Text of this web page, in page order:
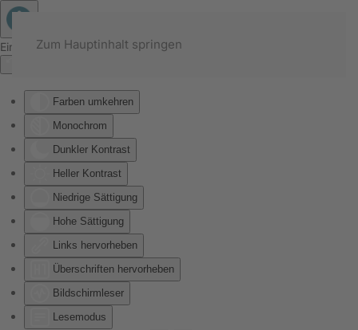
Eingabehilfen öffnen
Farben umkehren
Monochrom
Dunkler Kontrast
Heller Kontrast
Niedrige Sättigung
Hohe Sättigung
Links hervorheben
Überschriften hervorheben
Bildschirmleser
Lesemodus
Zum Hauptinhalt springen